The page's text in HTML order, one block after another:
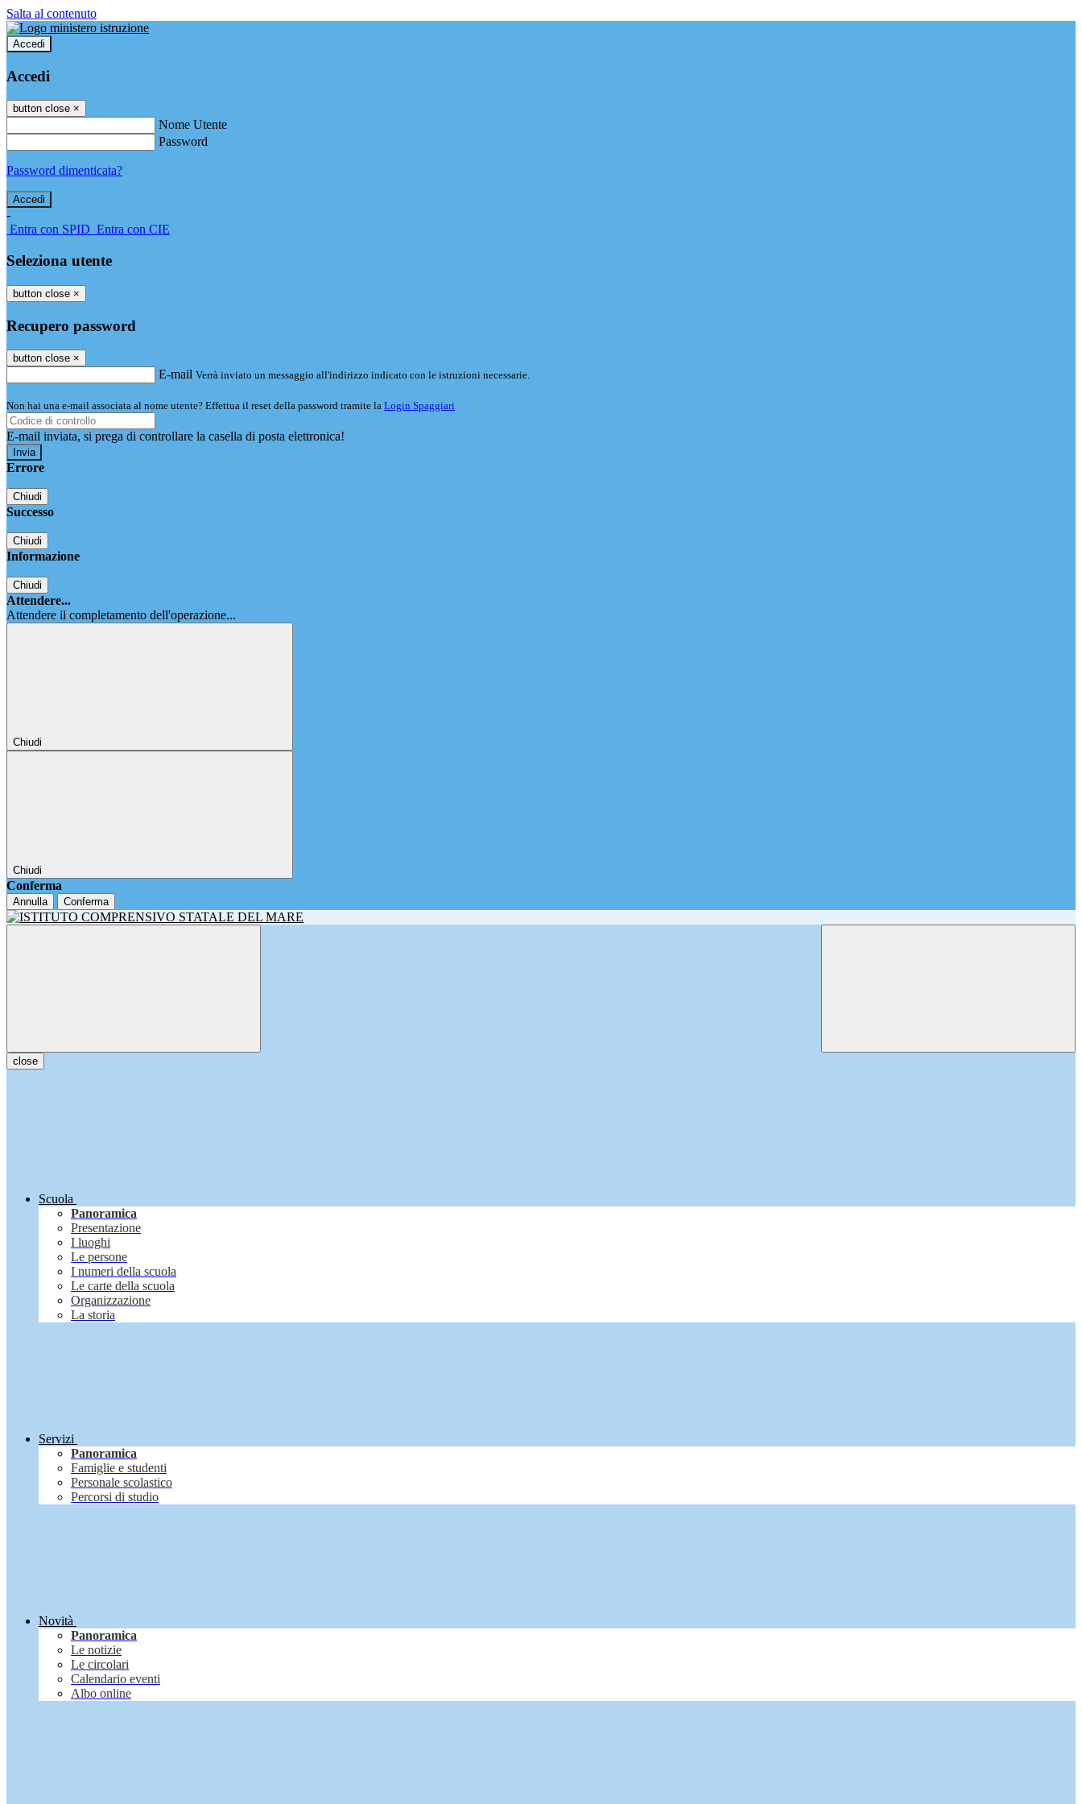
Salta al contenuto
Accedi
Accedi
button close ×
Nome Utente
Password
Password dimenticata?
-
Entra con SPID Entra con CIE
Seleziona utente
button close ×
Recupero password
button close ×
E-mail Verrà inviato un messaggio all'indirizzo indicato con le istruzioni necessarie.
Non hai una e-mail associata al nome utente? Effettua il reset della password tramite la Login Spaggiari
E-mail inviata, si prega di controllare la casella di posta elettronica!
Errore
Chiudi
Successo
Chiudi
Informazione
Chiudi
Attendere...
Attendere il completamento dell'operazione...
Chiudi
Chiudi
Conferma
Annulla Conferma
close
Scuola
Panoramica
Presentazione
I luoghi
Le persone
I numeri della scuola
Le carte della scuola
Organizzazione
La storia
Servizi
Panoramica
Famiglie e studenti
Personale scolastico
Percorsi di studio
Novità
Panoramica
Le notizie
Le circolari
Calendario eventi
Albo online